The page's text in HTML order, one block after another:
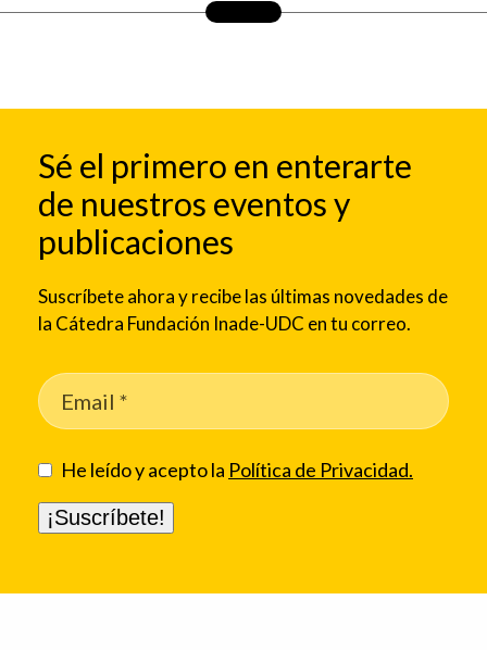
Sé el primero en enterarte
de nuestros eventos y
publicaciones
Suscríbete ahora y recibe las últimas novedades de
la Cátedra Fundación Inade-UDC en tu correo.
He leído y acepto la Política de Privacidad.